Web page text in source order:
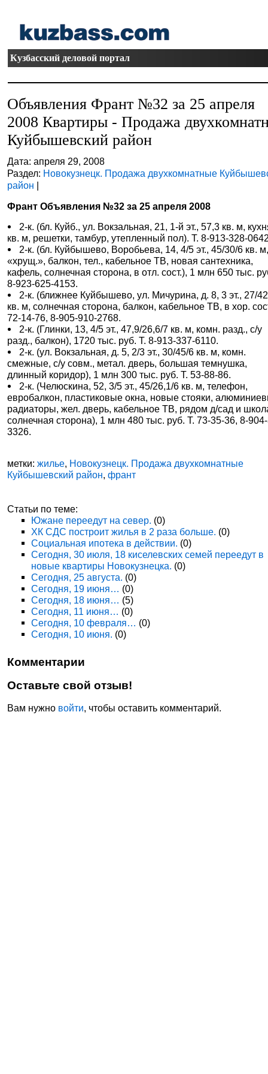
Кузбасский деловой портал
Объявления Франт №32 за 25 апреля
2008 Квартиры - Продажа
Куйбышевский район
Дата: апреля 29, 2008
Раздел: Новокузнецк. Продажа двухкомнатные
район |
Франт Объявления №32 за 25 апреля 2008
2-к. (бл. Куйб., ул. Вокзальная, 21, 1-й эт., 57,3 кв. м,
кв. м, решетки, тамбур, утепленный пол). Т. 8-913-328-
2-к. (бл. Куйбышево, Воробьева, 14, 4/5 эт., 45/30/6 кв.
«хрущ.», балкон, тел., кабельное ТВ, новая сантехника,
кафель, солнечная сторона, в отл. сост.), 1 млн 650 тыс.
8-923-625-4153.
2-к. (ближнее Куйбышево, ул. Мичурина, д. 8, 3 эт., 27/
кв. м, солнечная сторона, балкон, кабельное ТВ, в хор.
72-14-76, 8-905-910-2768.
2-к. (Глинки, 13, 4/5 эт., 47,9/26,6/7 кв. м, комн. разд., с/у
разд., балкон), 1720 тыс. руб. Т. 8-913-337-6110.
2-к. (ул. Вокзальная, д. 5, 2/3 эт., 30/45/6 кв. м, комн.
смежные, с/у совм., метал. дверь, большая темнушка,
длинный коридор), 1 млн 300 тыс. руб. Т. 53-88-86.
2-к. (Челюскина, 52, 3/5 эт., 45/26,1/6 кв. м, телефон,
евробалкон, пластиковые окна, новые стояки,
радиаторы, жел. дверь, кабельное ТВ, рядом д/сад и
солнечная сторона), 1 млн 480 тыс. руб. Т. 73-35-36, 8-
3326.
метки:жилье, Новокузнецк. Продажа двухкомнатные
Куйбышевский район,франт
Статьи по теме:
Южане переедут на север. (0)
ХК СДС построит жилья в 2 раза больше. (0)
Социальная ипотека в действии. (0)
Сегодня, 30 июля, 18 киселевских семей переедут в
новые квартиры Новокузнецка. (0)
Сегодня, 25 августа. (0)
Сегодня, 19 июня… (0)
Сегодня, 18 июня… (5)
Сегодня, 11 июня… (0)
Сегодня, 10 февраля… (0)
Сегодня, 10 июня. (0)
Комментарии
Оставьте свой отзыв!
Вам нужно войти, чтобы оставить комментарий.